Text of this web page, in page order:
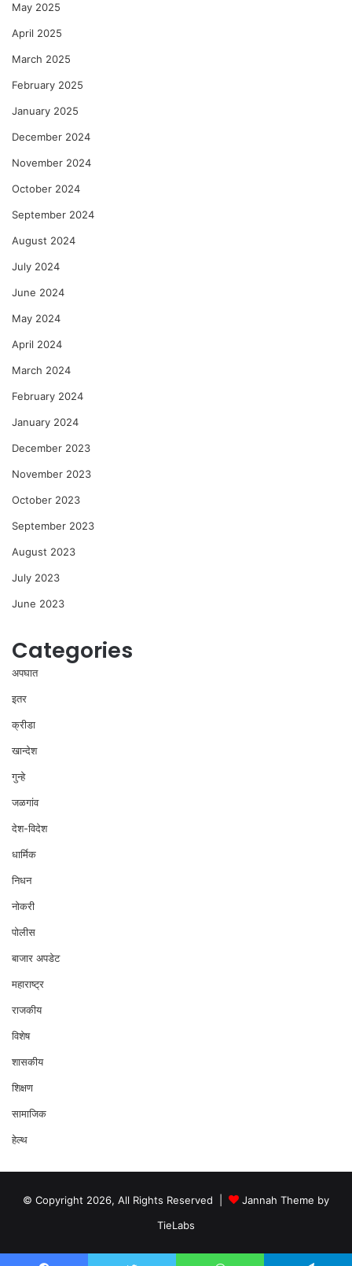
May 2025
April 2025
March 2025
February 2025
January 2025
December 2024
November 2024
October 2024
September 2024
August 2024
July 2024
June 2024
May 2024
April 2024
March 2024
February 2024
January 2024
December 2023
November 2023
October 2023
September 2023
August 2023
July 2023
June 2023
Categories
अपघात
इतर
क्रीडा
खान्देश
गुन्हे
जळगांव
देश-विदेश
धार्मिक
निधन
नोकरी
पोलीस
बाजार अपडेट
महाराष्ट्र
राजकीय
विशेष
शासकीय
शिक्षण
सामाजिक
हेल्थ
© Copyright 2026, All Rights Reserved |
Jannah Theme by
TieLabs